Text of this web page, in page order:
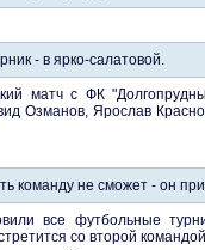
- в ярко-салатовой.
матч с ФК
Озманов, Ярослав
команду не сможет - он
все футбольные
со второй